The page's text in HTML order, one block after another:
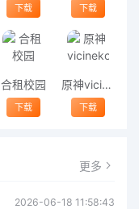
下载 下载
合租校园
下载
原神vicineko
下载
更多
2026-06-18 11:58:43